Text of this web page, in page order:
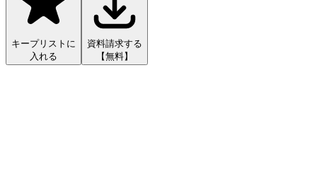
キープリストに
入れる
資料請求する
【無料】